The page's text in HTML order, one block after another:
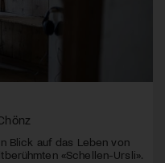
Blick auf das Leben von
«Schellen-Ursli».